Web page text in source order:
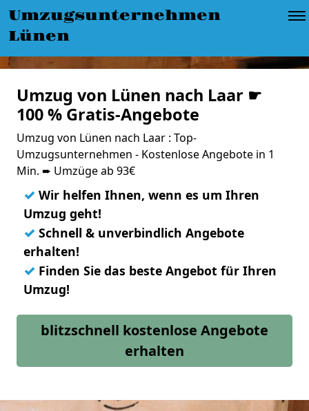
Umzugsunternehmen
Lünen
Umzug von Lünen nach Laar ☛
100 % Gratis-Angebote
Umzug von Lünen nach Laar : Top-
Umzugsunternehmen - Kostenlose Angebote in 1
Min. ➨ Umzüge ab 93€
✓ Wir helfen Ihnen, wenn es um Ihren
Umzug geht!
✓ Schnell & unverbindlich Angebote
erhalten!
✓ Finden Sie das beste Angebot für Ihren
Umzug!
blitzschnell kostenlose Angebote
erhalten